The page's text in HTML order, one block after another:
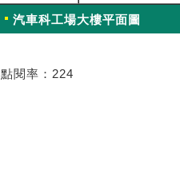
汽車科工場大樓平面圖
點閱率：224